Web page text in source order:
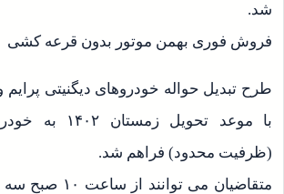
شد.
فروش فوری بهمن موتور بدون قرعه کشی
طرح تبدیل حواله خودروهای دیگنیتی پرایم
(ظرفیت محدود) فراهم شد.